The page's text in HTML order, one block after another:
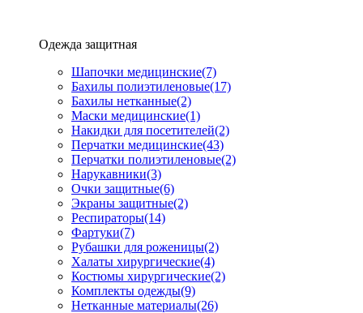
Одежда защитная
Шапочки медицинские(7)
Бахилы полиэтиленовые(17)
Бахилы нетканные(2)
Маски медицинские(1)
Накидки для посетителей(2)
Перчатки медицинские(43)
Перчатки полиэтиленовые(2)
Нарукавники(3)
Очки защитные(6)
Экраны защитные(2)
Рeспираторы(14)
Фартуки(7)
Рубашки для роженицы(2)
Халаты хирургические(4)
Костюмы хирургические(2)
Комплекты одежды(9)
Нетканные материалы(26)